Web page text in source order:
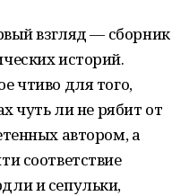
взгляд — сборник
историй.
чтиво для того,
чуть ли не рябит от
автором, а
соответствие
и сепульки,